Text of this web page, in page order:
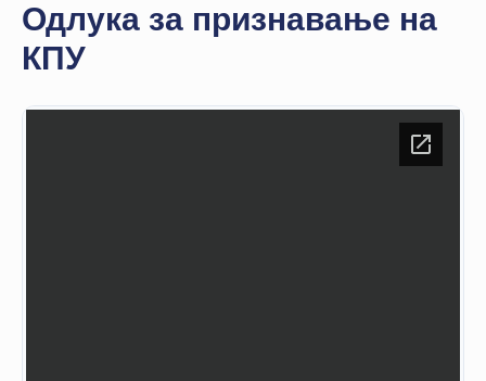
НА
КВАЛИТЕТ
КАКО
Одлука за признавање на
КПУ